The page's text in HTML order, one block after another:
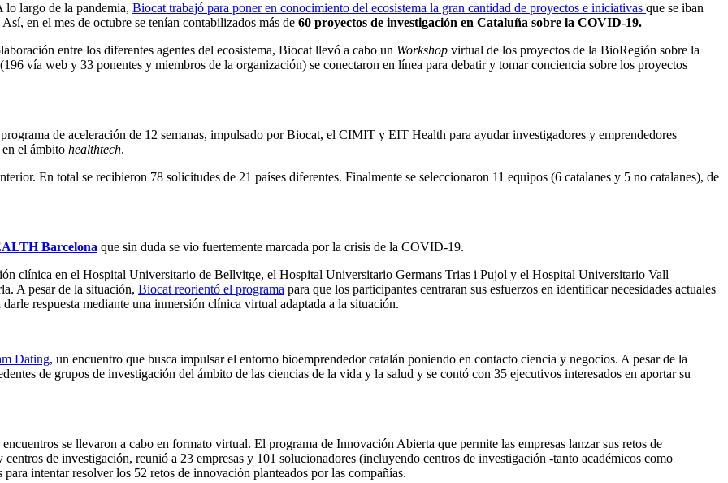
lo largo de la pandemia, Biocat trabajó para poner en conocimiento del ecosistema la gran cantidad de proyectos e iniciativas que se iban
en el mes de octubre se tenían contabilizados más de 60 proyectos de investigación en Cataluña sobre la COVID-19.
entre los diferentes agentes del ecosistema, Biocat llevó a cabo un Workshop virtual de los proyectos de la BioRegión sobre la
vía web y 33 ponentes y miembros de la organización) se conectaron en línea para debatir y tomar conciencia sobre los proyectos
de aceleración de 12 semanas, impulsado por Biocat, el CIMIT y EIT Health para ayudar investigadores y emprendedores
en el ámbito healthtech.
En total se recibieron 78 solicitudes de 21 países diferentes. Finalmente se seleccionaron 11 equipos (6 catalanes y 5 no catalanes), de
Barcelona que sin duda se vio fuertemente marcada por la crisis de la COVID-19.
clínica en el Hospital Universitario de Bellvitge, el Hospital Universitario Germans Trias i Pujol y el Hospital Universitario Vall
A pesar de la situación, Biocat reorientó el programa para que los participantes centraran sus esfuerzos en identificar necesidades actuales
respuesta mediante una inmersión clínica virtual adaptada a la situación.
Dating, un encuentro que busca impulsar el entorno bioemprendedor catalán poniendo en contacto ciencia y negocios. A pesar de la
de grupos de investigación del ámbito de las ciencias de la vida y la salud y se contó con 35 ejecutivos interesados ​​en aportar su
se llevaron a cabo en formato virtual. El programa de Innovación Abierta que permite las empresas lanzar sus retos de
de investigación, reunió a 23 empresas y 101 solucionadores (incluyendo centros de investigación -tanto académicos como
intentar resolver los 52 retos de innovación planteados por las compañías.